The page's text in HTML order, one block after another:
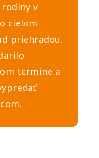
v
cielom
priehradou.
termíne a